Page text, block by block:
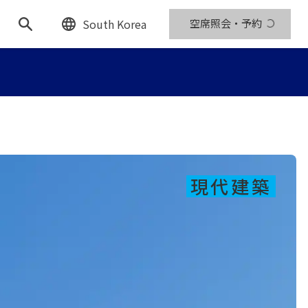
South Korea 空席照会・予約
現代建築